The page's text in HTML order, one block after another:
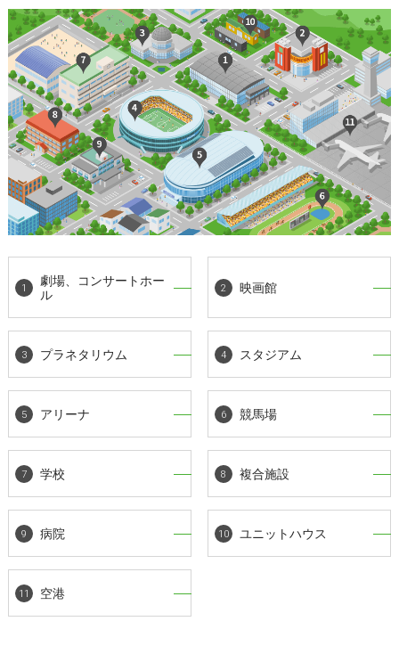
劇場、コンサートホー
ル
映画館
プラネタリウム スタジアム
アリーナ 競馬場
学校 複合施設
病院 ユニットハウス
空港